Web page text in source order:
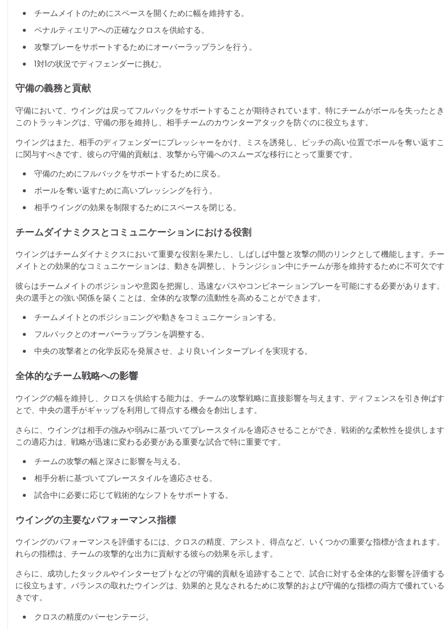
チームメイトのためにスペースを開くために幅を維持する。
ペナルティエリアへの正確なクロスを供給する。
攻撃プレーをサポートするためにオーバーラップランを行う。
1対1の状況でディフェンダーに挑む。
守備の義務と貢献
守備において、ウイングは戻ってフルバックをサポートすることが期待されています。特にチームがボールを失ったと
このトラッキングは、守備の形を維持し、相手チームのカウンターアタックを防ぐのに役立ちます。
ウイングはまた、相手のディフェンダーにプレッシャーをかけ、ミスを誘発し、ピッチの高い位置でボールを奪い返す
に関与すべきです。彼らの守備的貢献は、攻撃から守備へのスムーズな移行にとって重要です。
守備のためにフルバックをサポートするために戻る。
ボールを奪い返すために高いプレッシングを行う。
相手ウイングの効果を制限するためにスペースを閉じる。
チームダイナミクスとコミュニケーションにおける役割
ウイングはチームダイナミクスにおいて重要な役割を果たし、しばしば中盤と攻撃の間のリンクとして機能します。チ
メイトとの効果的なコミュニケーションは、動きを調整し、トランジション中にチームが形を維持するために不可欠で
彼らはチームメイトのポジションや意図を把握し、迅速なパスやコンビネーションプレーを可能にする必要があります
央の選手との強い関係を築くことは、全体的な攻撃の流動性を高めることができます。
チームメイトとのポジショニングや動きをコミュニケーションする。
フルバックとのオーバーラップランを調整する。
中央の攻撃者との化学反応を発展させ、より良いインタープレイを実現する。
全体的なチーム戦略への影響
ウイングの幅を維持し、クロスを供給する能力は、チームの攻撃戦略に直接影響を与えます。ディフェンスを引き伸ば
とで、中央の選手がギャップを利用して得点する機会を創出します。
さらに、ウイングは相手の強みや弱みに基づいてプレースタイルを適応させることができ、戦術的な柔軟性を提供しま
この適応力は、戦略が迅速に変わる必要がある重要な試合で特に重要です。
チームの攻撃の幅と深さに影響を与える。
相手分析に基づいてプレースタイルを適応させる。
試合中に必要に応じて戦術的なシフトをサポートする。
ウイングの主要なパフォーマンス指標
ウイングのパフォーマンスを評価するには、クロスの精度、アシスト、得点など、いくつかの重要な指標が含まれます
れらの指標は、チームの攻撃的な出力に貢献する彼らの効果を示します。
さらに、成功したタックルやインターセプトなどの守備的貢献を追跡することで、試合に対する全体的な影響を評価す
に役立ちます。バランスの取れたウイングは、効果的と見なされるために攻撃的および守備的な指標の両方で優れてい
きです。
クロスの精度のパーセンテージ。